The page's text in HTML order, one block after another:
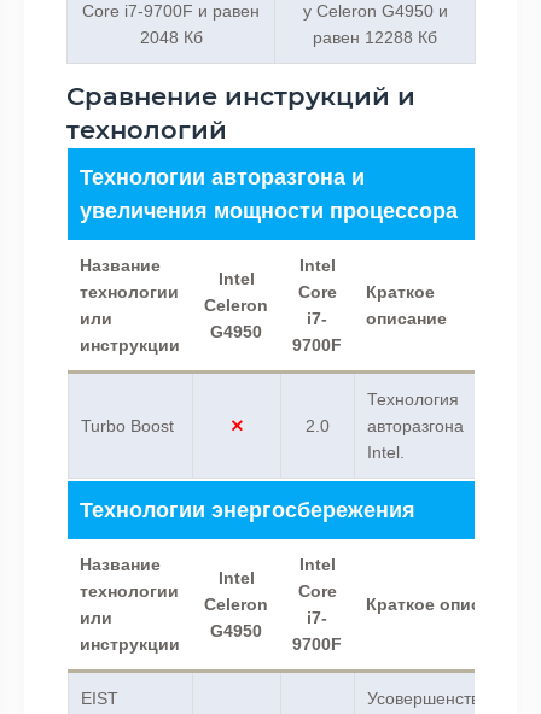
Core i7-9700F и равен
2048 Кб
у Celeron G4950 и
равен 12288 Кб
Сравнение инструкций и
технологий
Технологии авторазгона и
увеличения мощности процессора
Название
технологии
или
инструкции
Intel
Celeron
G4950
Intel
Core
i7-
9700F
Краткое
описание
Turbo Boost 2.0
Технология
авторазгона
Intel.
Технологии энергосбережения
Название
технологии
или
инструкции
Intel
Celeron
G4950
Intel
Core
i7-
9700F
Краткое описание
EIST